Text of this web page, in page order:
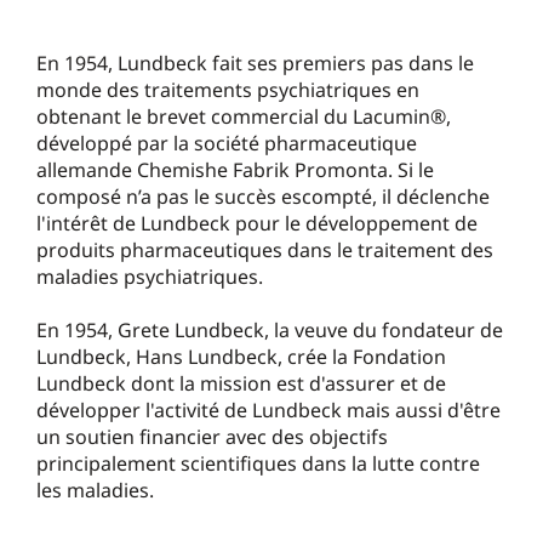
En 1954, Lundbeck fait ses premiers pas dans le
monde des traitements psychiatriques en
obtenant le brevet commercial du Lacumin®,
développé par la société pharmaceutique
allemande Chemishe Fabrik Promonta. Si le
composé n’a pas le succès escompté, il déclenche
l'intérêt de Lundbeck pour le développement de
produits pharmaceutiques dans le traitement des
maladies psychiatriques.
En 1954, Grete Lundbeck, la veuve du fondateur de
Lundbeck, Hans Lundbeck, crée la Fondation
Lundbeck dont la mission est d'assurer et de
développer l'activité de Lundbeck mais aussi d'être
un soutien financier avec des objectifs
principalement scientifiques dans la lutte contre
les maladies.